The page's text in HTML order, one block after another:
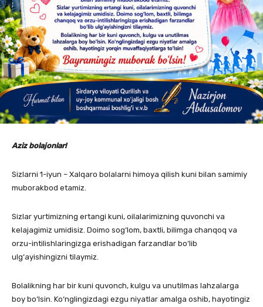
Aziz bolajonlar!
Sizlarni 1-iyun – Xalqaro bolalarni himoya qilish kuni bilan samimiy
muborakbod etamiz.
Sizlar yurtimizning ertangi kuni, oilalarimizning quvonchi va
kelajagimiz umidisiz. Doimo sog‘lom, baxtli, bilimga chanqoq va
orzu-intilishlaringizga erishadigan farzandlar bo‘lib
ulg‘ayishingizni tilaymiz.
Bolalikning har bir kuni quvonch, kulgu va unutilmas lahzalarga
boy bo‘lsin. Ko‘nglingizdagi ezgu niyatlar amalga oshib, hayotingiz